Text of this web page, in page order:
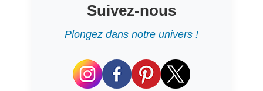
Suivez-nous
Plongez dans notre univers !